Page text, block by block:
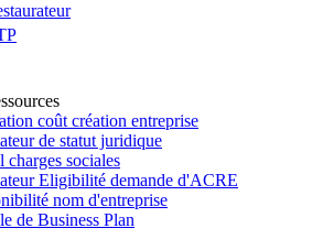
coût création entreprise
de statut juridique
charges sociales
Eligibilité demande d'ACRE
nom d'entreprise
de Business Plan